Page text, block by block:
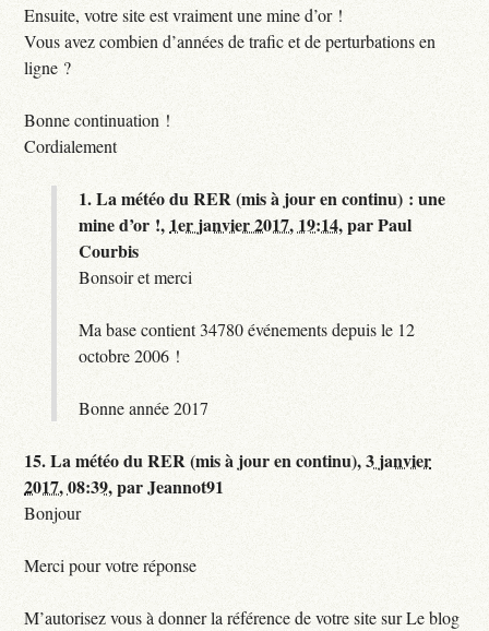
Ensuite, votre site est vraiment une mine d’or !
Vous avez combien d’années de trafic et de perturbations en
ligne ?
Bonne continuation !
Cordialement
1.La météo du RER (mis à jour en continu) : une
mine d’or !, 1er janvier 2017, 19:14,parPaul
Courbis
Bonsoir et merci
Ma base contient 34780 événements depuis le 12
octobre 2006 !
Bonne année 2017
15.La météo du RER (mis à jour en continu),3 janvier
2017, 08:39,parJeannot91
Bonjour
Merci pour votre réponse
M’autorisez vous à donner la référence de votre site sur Le blog